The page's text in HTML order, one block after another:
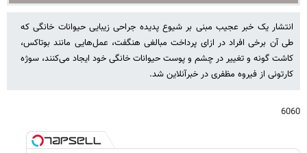
انتشار یک خبر عجیب مبنی بر شیوع پدیده جراحی زیبایی حیوانات خانگی که
طی آن برخی افراد در ازای پرداخت مبالغی هنگفت، عمل‌هایی مانند بوتاکس،
کاشت گونه و تغییر در چشم و پوست حیوانات خانگی خود ایجاد می‌کنند، سوژه
کارتونی از فیروه مظفری در خبرآنلاین شد.
6060